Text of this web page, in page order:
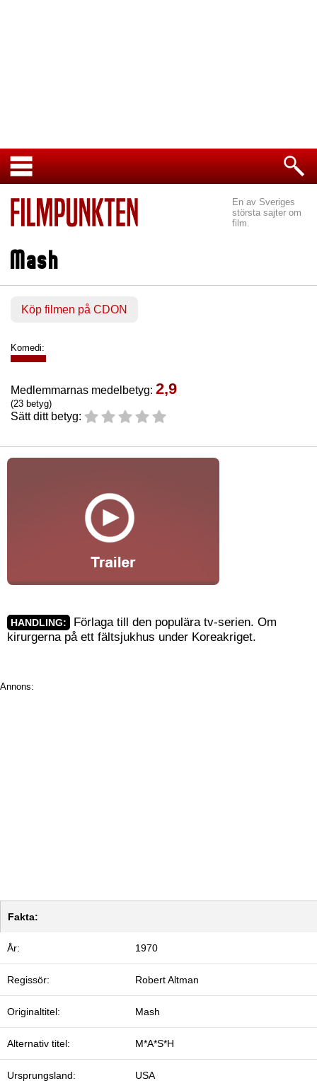
En av Sveriges
största sajter om
film.
Mash
Köp filmen på CDON
Komedi:
Medlemmarnas medelbetyg: 2,9
(23 betyg)
Sätt ditt betyg:
HANDLING:
Förlaga till den populära tv-serien. Om
kirurgerna på ett fältsjukhus under Koreakriget.
Annons:
Fakta:
År: 1970
Regissör: Robert Altman
Originaltitel: Mash
Alternativ titel: M*A*S*H
Ursprungsland: USA